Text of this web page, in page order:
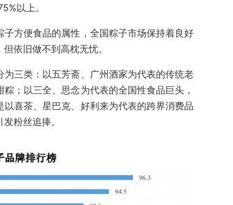
以上。
方便食品的属性，全国粽子市场保持着良好
依旧做不到高枕无忧。
三类：以五芳斋、广州酒家为代表的传统老
；以三全、思念为代表的全国性食品巨头，
喜茶、星巴克、好利来为代表的跨界消费品
粉丝追捧。